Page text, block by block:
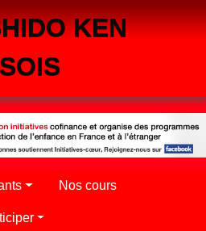
KEN
Nos cours